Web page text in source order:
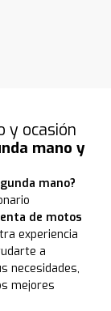
y ocasión
mano y
mano?
de motos
experiencia
a
necesidades,
mejores